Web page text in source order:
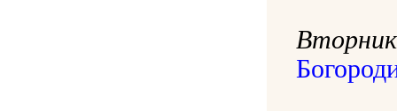
Вторник